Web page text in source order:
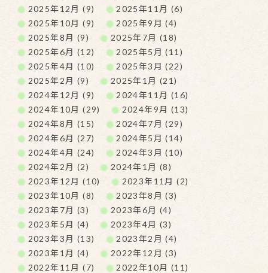
2025年12月 (9)
2025年11月 (6)
2025年10月 (9)
2025年9月 (4)
2025年8月 (9)
2025年7月 (18)
2025年6月 (12)
2025年5月 (11)
2025年4月 (10)
2025年3月 (22)
2025年2月 (9)
2025年1月 (21)
2024年12月 (9)
2024年11月 (16)
2024年10月 (29)
2024年9月 (13)
2024年8月 (15)
2024年7月 (29)
2024年6月 (27)
2024年5月 (14)
2024年4月 (24)
2024年3月 (10)
2024年2月 (2)
2024年1月 (8)
2023年12月 (10)
2023年11月 (2)
2023年10月 (8)
2023年8月 (3)
2023年7月 (3)
2023年6月 (4)
2023年5月 (4)
2023年4月 (3)
2023年3月 (13)
2023年2月 (4)
2023年1月 (4)
2022年12月 (3)
2022年11月 (7)
2022年10月 (11)